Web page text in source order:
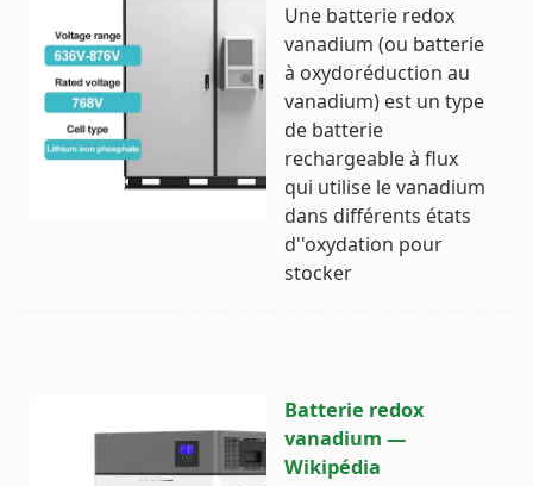
Une batterie redox
vanadium (ou batterie
à oxydoréduction au
vanadium) est un type
de batterie
rechargeable à flux
qui utilise le vanadium
dans différents états
d''oxydation pour
stocker
Batterie redox
vanadium —
Wikipédia